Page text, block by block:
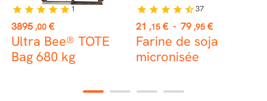
Prix
3895 ,00 €
Ultra Bee® TOTE
Bag 680 kg
star star star star star 1
Prix
21 ,15 € - 79 ,95 €
Farine de soja
micronisée
star star star star star_half37
1 2 3 4